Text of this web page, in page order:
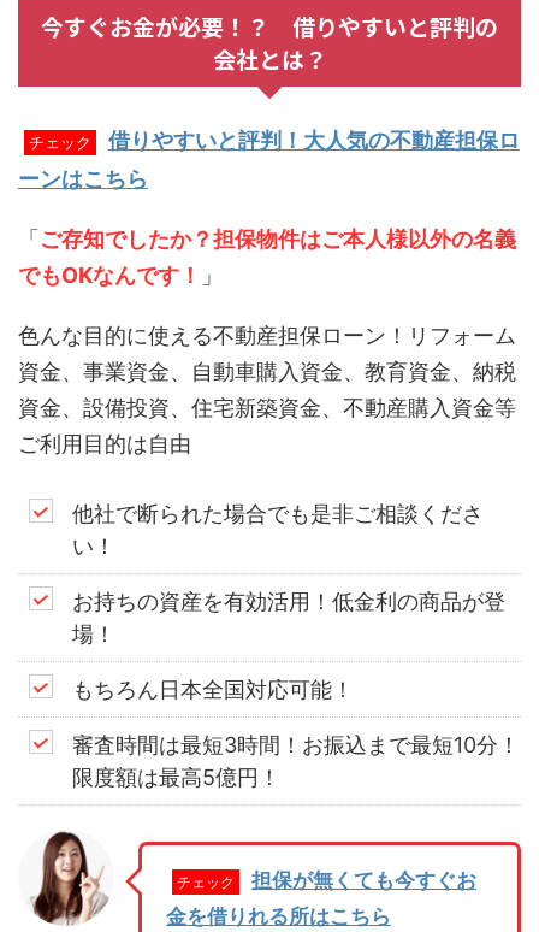
今すぐお金が必要！？ 借りやすいと評判の
会社とは？
チェック
借りやすいと評判！大人気の不動産担保ロ
ーンはこちら
「 ご存知でしたか？担保物件はご本人様以外の名義
でもOKなんです！
」
色んな目的に使える不動産担保ローン！リフォーム
資金、事業資金、自動車購入資金、教育資金、納税
資金、設備投資、住宅新築資金、不動産購入資金等
ご利用目的は自由
他社で断られた場合でも是非ご相談くださ
い！
お持ちの資産を有効活用！低金利の商品が登
場！
もちろん日本全国対応可能！
審査時間は最短3時間！お振込まで最短10分！
限度額は最高5億円！
チェック
担保が無くても今すぐお
金を借りれる所はこちら